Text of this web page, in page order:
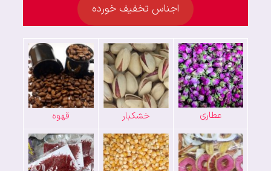
اجناس تخفیف خورده
عطاری خشکبار قهوه